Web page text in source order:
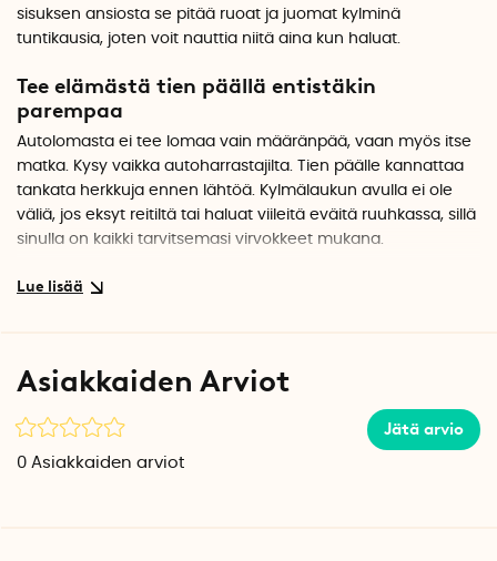
sisuksen ansiosta se pitää ruoat ja juomat kylminä
tuntikausia, joten voit nauttia niitä aina kun haluat.
Tee elämästä tien päällä entistäkin
parempaa
Autolomasta ei tee lomaa vain määränpää, vaan myös itse
matka. Kysy vaikka autoharrastajilta. Tien päälle kannattaa
tankata herkkuja ennen lähtöä. Kylmälaukun avulla ei ole
väliä, jos eksyt reitiltä tai haluat viileitä eväitä ruuhkassa, sillä
sinulla on kaikki tarvitsemasi virvokkeet mukana.
Kaikki hyvä käden ulottuvilla
ansiosta kylmälaukkuun mahtuu yllättävän paljon tavaraa.
Mukaan mahtuu kaikkea piknik-suosikeista tuoretuotteisiin.
Vuodonkestävyytensä ansiosta kylmälaukku soveltuu
erinomaisesti myös mutkitteleville vuoristoteille, joilla on
jyrkkiä mutkia.
Asiakkaiden Arviot
Jätä arvio
0 Asiakkaiden arviot